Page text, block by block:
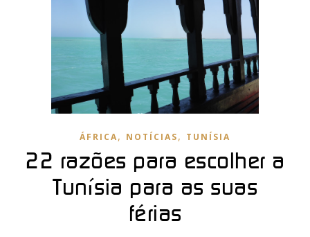
ÁFRICA, NOTÍCIAS, TUNÍSIA
22 razões para escolher a
Tunísia para as suas
férias